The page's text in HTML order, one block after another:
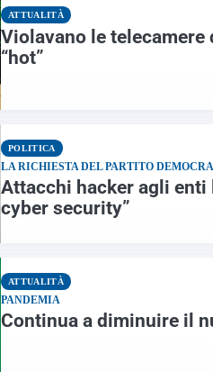
ATTUALITÀ
Violavano le telecamere
“hot”
POLITICA
LA RICHIESTA DEL PARTITO
Attacchi hacker agli enti
cyber security”
ATTUALITÀ
PANDEMIA
Continua a diminuire il